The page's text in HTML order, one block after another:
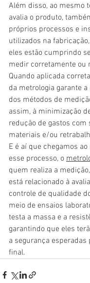
Além disso, ao mesmo
avalia o produto,
próprios processos e
utilizados na
eles estão cumprindo
medir corretamente ou
Quando aplicada
da metrologia garante a
dos métodos de
assim, à minimização
redução de gastos com
materiais e/ou
E é aí que chegamos
esse processo, o
quem realiza a
está relacionado à
controle de qualidade
meio de ensaios
testa a massa e a
garantindo que eles
a segurança
final.